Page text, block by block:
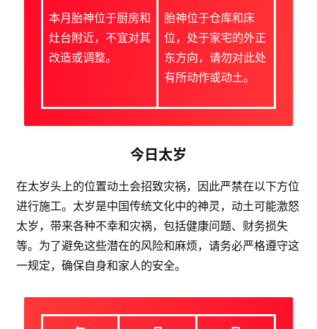
本月胎神位于厨房和
灶台附近，不宜对其
改造或调整。
胎神位于仓库和床
位，处于家宅的外正
东方向，请勿对此处
有所动作或动土。
今日太岁
在太岁头上的位置动土会招致灾祸，因此严禁在以下方位
进行施工。太岁是中国传统文化中的神灵，动土可能激怒
太岁，带来各种不幸和灾祸，包括健康问题、财务损失
等。为了避免这些潜在的风险和麻烦，请务必严格遵守这
一规定，确保自身和家人的安全。